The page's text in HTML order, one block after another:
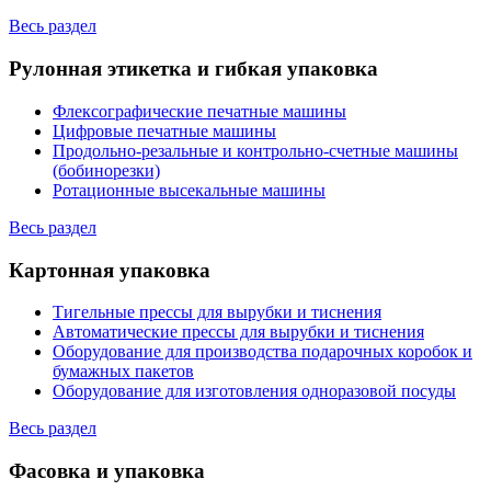
Весь раздел
Рулонная этикетка и гибкая упаковка
Флексографические печатные машины
Цифровые печатные машины
Продольно-резальные и контрольно-счетные машины
(бобинорезки)
Ротационные высекальные машины
Весь раздел
Картонная упаковка
Тигельные прессы для вырубки и тиснения
Автоматические прессы для вырубки и тиснения
Оборудование для производства подарочных коробок и
бумажных пакетов
Оборудование для изготовления одноразовой посуды
Весь раздел
Фасовка и упаковка